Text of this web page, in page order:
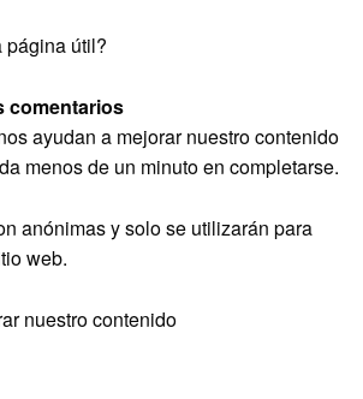
página útil?
comentarios
ayudan a mejorar nuestro contenido
menos de un minuto en completarse.
anónimas y solo se utilizarán para
web.
nuestro contenido